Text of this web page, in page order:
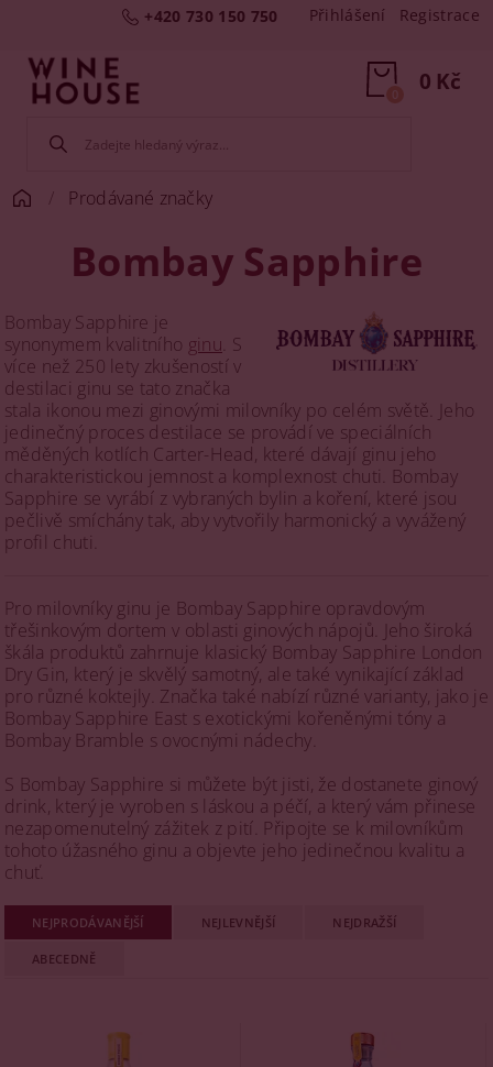
+420 730 150 750 Přihlášení Registrace
0 Kč
0
Prodávané značky
Bombay Sapphire
Bombay Sapphire je
synonymem kvalitního ginu . S
více než 250 lety zkušeností v
destilaci ginu se tato značka
stala ikonou mezi ginovými milovníky po celém světě. Jeho
jedinečný proces destilace se provádí ve speciálních
měděných kotlích Carter-Head, které dávají ginu jeho
charakteristickou jemnost a komplexnost chuti. Bombay
Sapphire se vyrábí z vybraných bylin a koření, které jsou
pečlivě smíchány tak, aby vytvořily harmonický a vyvážený
profil chuti.
Pro milovníky ginu je Bombay Sapphire opravdovým
třešinkovým dortem v oblasti ginových nápojů. Jeho široká
škála produktů zahrnuje klasický Bombay Sapphire London
Dry Gin, který je skvělý samotný, ale také vynikající základ
pro různé koktejly. Značka také nabízí různé varianty, jako je
Bombay Sapphire East s exotickými kořeněnými tóny a
Bombay Bramble s ovocnými nádechy.
S Bombay Sapphire si můžete být jisti, že dostanete ginový
drink, který je vyroben s láskou a péčí, a který vám přinese
nezapomenutelný zážitek z pití. Připojte se k milovníkům
tohoto úžasného ginu a objevte jeho jedinečnou kvalitu a
chuť.
NEJPRODÁVANĚJŠÍ NEJLEVNĚJŠÍ NEJDRAŽŠÍ
ABECEDNĚ